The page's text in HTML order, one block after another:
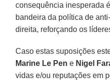
consequência inesperada
bandeira da política de
direita, reforçando os
Caso estas suposições
Marine Le Pen e Nigel
vidas e/ou reputações em